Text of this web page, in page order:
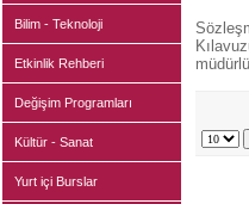
Bilim - Teknoloji
Etkinlik Rehberi
Değişim Programları
Kültür - Sanat
Yurt içi Burslar